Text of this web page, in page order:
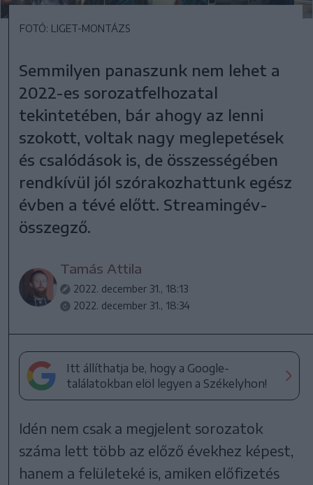
FOTÓ: LIGET-MONTÁZS
Semmilyen panaszunk nem lehet a
2022-es sorozatfelhozatal
tekintetében, bár ahogy az lenni
szokott, voltak nagy meglepetések
és csalódások is, de összességében
rendkívül jól szórakozhattunk egész
évben a tévé előtt. Streamingév-
összegző.
Tamás Attila
2022. december 31., 18:13
2022. december 31., 18:34
Itt állíthatja be, hogy a Google-
találatokban elöl legyen a Székelyhon!
Idén nem csak a megjelent sorozatok
száma lett több az előző évekhez képest,
hanem a felületeké is, amiken előfizetés